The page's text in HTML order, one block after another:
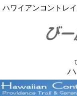
ハワイアンコントレ